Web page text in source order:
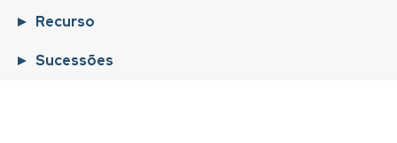
Recurso
Sucessões